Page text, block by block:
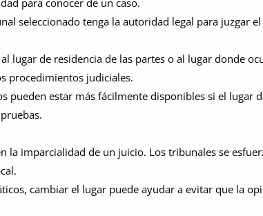
para conocer de un caso.
seleccionado tenga la autoridad legal para juzgar el
lugar de residencia de las partes o al lugar donde
procedimientos judiciales.
pueden estar más fácilmente disponibles si el lugar
la imparcialidad de un juicio. Los tribunales se
cambiar el lugar puede ayudar a evitar que la